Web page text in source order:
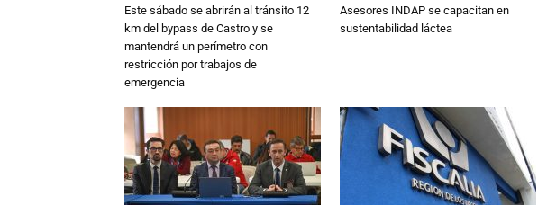
Este sábado se abrirán al tránsito 12
km del bypass de Castro y se
mantendrá un perímetro con
restricción por trabajos de
emergencia
Asesores INDAP se capacitan en
sustentabilidad láctea